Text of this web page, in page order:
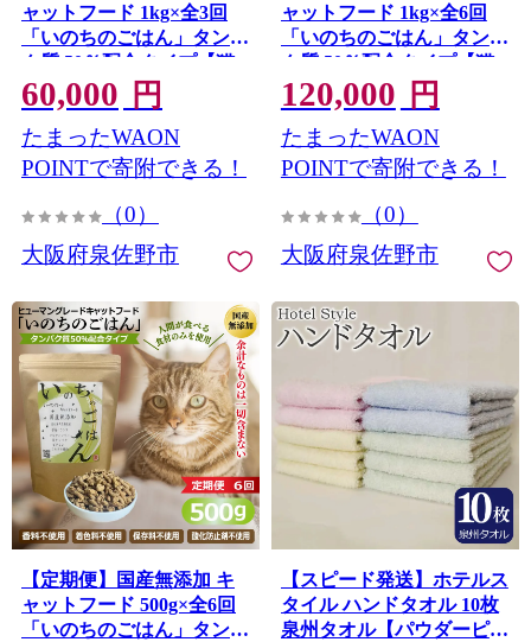
ャットフード 1kg×全3回
「いのちのごはん」タンパ
ク質 50％配合タイプ【猫
ねこ ペットフード チキン
手作り ヒューマングレー
ド 国産】 099Z636
60,000 円
たまったWAON
POINTで寄附できる！
（0）
大阪府泉佐野市
ャットフード 1kg×全6回
「いのちのごはん」タンパ
ク質 50％配合タイプ【猫
ねこ ペットフード チキン
手作り ヒューマングレー
ド 国産】 099Z638
120,000 円
たまったWAON
POINTで寄附できる！
（0）
大阪府泉佐野市
【定期便】国産無添加 キ
ャットフード 500g×全6回
「いのちのごはん」タンパ
【スピード発送】ホテルス
タイル ハンドタオル 10枚
泉州タオル【パウダーピン